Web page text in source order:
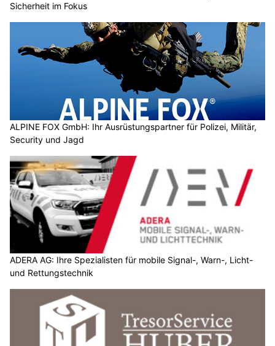
Sicherheit im Fokus
ALPINE FOX GmbH: Ihr Ausrüstungspartner für Polizei, Militär,
Security und Jagd
ADERA AG: Ihre Spezialisten für mobile Signal-, Warn-, Licht-
und Rettungstechnik